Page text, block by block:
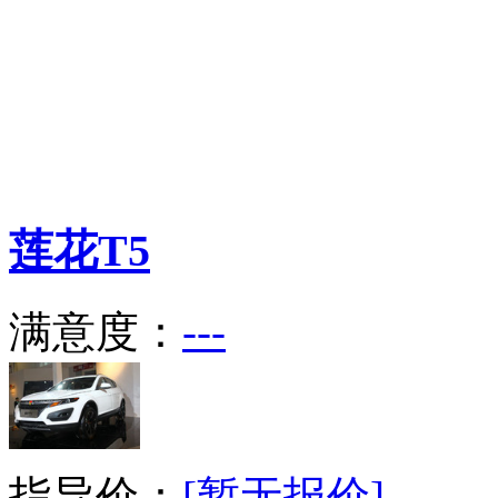
莲花T5
满意度： ---